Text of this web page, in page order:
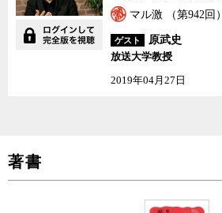
マル激 （第942回）
ゲスト
原武史
放送大学教授
2019年04月27日
著書